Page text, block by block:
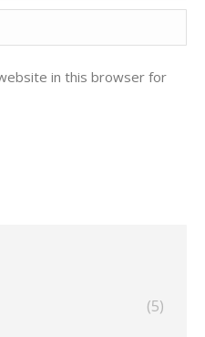
in this browser for
(5)